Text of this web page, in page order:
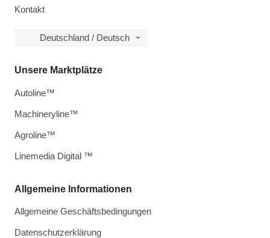
Kontakt
Deutschland / Deutsch
Allgemeine Informationen
Allgemeine Geschäftsbedingungen
Datenschutzerklärung
Unsere Marktplätze
Autoline™
Machineryline™
Agroline™
Linemedia Digital ™